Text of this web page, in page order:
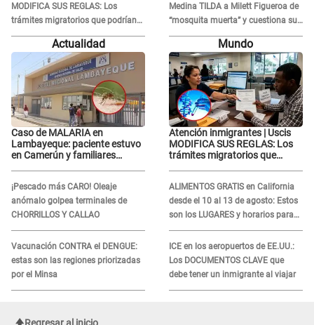
MODIFICA SUS REGLAS: Los
trámites migratorios que podrían
necesitar tu prueba de ADN
Medina TILDA a Milett Figueroa de
“mosquita muerta” y cuestiona su
RECONCILIACIÓN con Marcelo
Tinelli en TV argentina
Actualidad
Caso de MALARIA en
Lambayeque: paciente estuvo
en Camerún y familiares
¡Pescado más CARO! Oleaje
anómalo golpea terminales de
CHORRILLOS Y CALLAO
Vacunación CONTRA el DENGUE:
estas son las regiones priorizadas
por el Minsa
Mundo
Atención inmigrantes | Uscis
MODIFICA SUS REGLAS: Los
trámites migratorios que
ALIMENTOS GRATIS en California
desde el 10 al 13 de agosto: Estos
son los LUGARES y horarios para
recibir la ayuda
ICE en los aeropuertos de EE.UU.:
Los DOCUMENTOS CLAVE que
debe tener un inmigrante al viajar